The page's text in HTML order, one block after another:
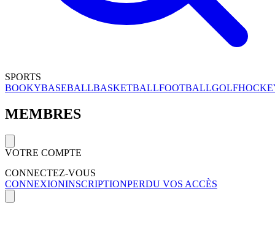
SPORTS
BOOKYBASEBALLBASKETBALLFOOTBALLGOLF
MEMBRES
VOTRE COMPTE
CONNECTEZ-VOUS
CONNEXIONINSCRIPTIONPERDU VOS ACCÈS